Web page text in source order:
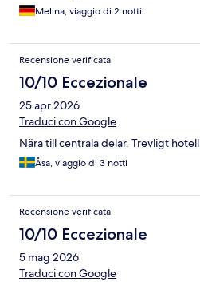
Melina, viaggio di 2 notti
Recensione verificata
10/10 Eccezionale
25 apr 2026
Traduci con Google
Nära till centrala delar. Trevligt hotell
Åsa, viaggio di 3 notti
Recensione verificata
10/10 Eccezionale
5 mag 2026
Traduci con Google